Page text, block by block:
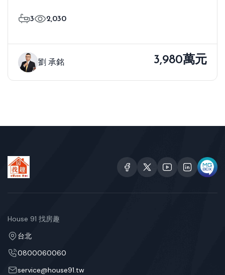
3 2,030
劉 承銘 3,980萬元
House 91 找房趣
台北
0800060060
service@house91.tw